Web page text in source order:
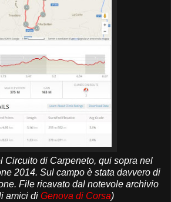
Circuito di Carpeneto, qui sopra nel
2014. Sul campo è stata davvero di
File ricavato dal notevole archivio
amici di Genova di Corsa)